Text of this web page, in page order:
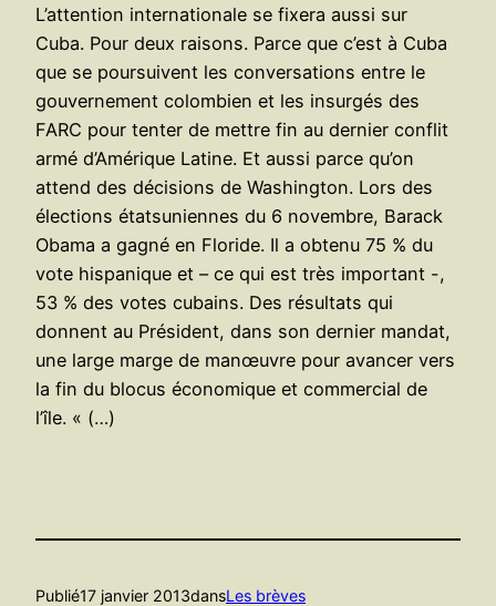
L’attention internationale se fixera aussi sur
Cuba. Pour deux raisons. Parce que c’est à Cuba
que se poursuivent les conversations entre le
gouvernement colombien et les insurgés des
FARC pour tenter de mettre fin au dernier conflit
armé d’Amérique Latine. Et aussi parce qu’on
attend des décisions de Washington. Lors des
élections étatsuniennes du 6 novembre, Barack
Obama a gagné en Floride. Il a obtenu 75 % du
vote hispanique et – ce qui est très important -,
53 % des votes cubains. Des résultats qui
donnent au Président, dans son dernier mandat,
une large marge de manœuvre pour avancer vers
la fin du blocus économique et commercial de
l’île. « (…)
Publié17 janvier 2013dansLes brèves